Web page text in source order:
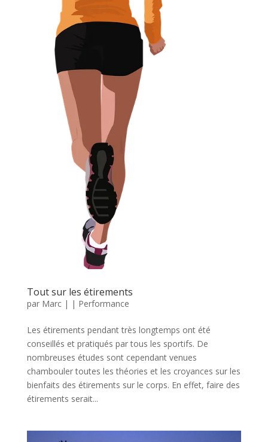
Tout sur les étirements
par Marc| | Performance
Les étirements pendant très longtemps ont été
conseillés et pratiqués par tous les sportifs. De
nombreuses études sont cependant venues
chambouler toutes les théories et les croyances sur les
bienfaits des étirements sur le corps. En effet, faire des
étirements serait...